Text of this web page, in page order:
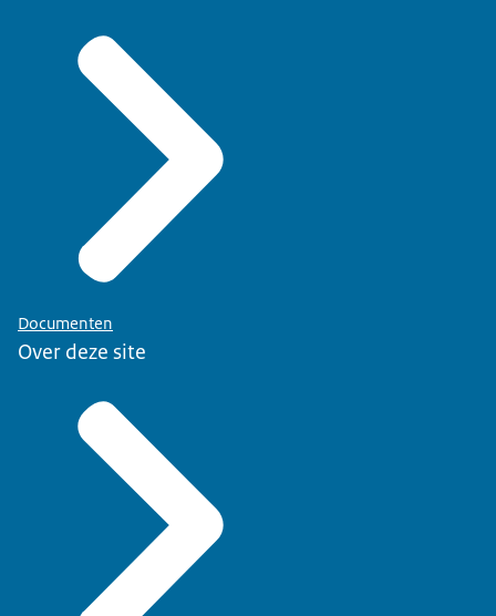
Documenten
Over deze site